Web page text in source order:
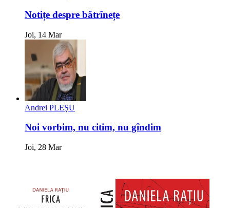
Notițe despre bătrînețe
Joi, 14 Mar
Andrei PLEȘU
Noi vorbim, nu citim, nu gîndim
Joi, 28 Mar